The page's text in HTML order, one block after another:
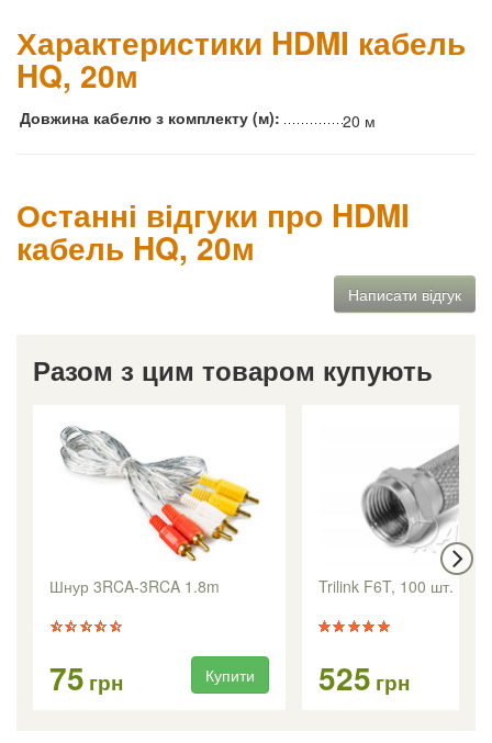
Характеристики HDMI кабель
HQ, 20м
Довжина кабелю з комплекту (м): 20 м
Останні відгуки про HDMI
кабель HQ, 20м
Написати відгук
Разом з цим товаром купують
Шнур 3RCA-3RCA 1.8m
75 грн Купити
Trilink F6T, 100 шт.
525 грн